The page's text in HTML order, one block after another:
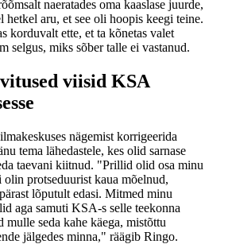
naeratades oma kaaslase juurde,
hetkel aru, et see oli hoopis keegi teine.
korduvalt ette, et ta kõnetas valet
selgus, miks sõber talle ei vastanud.
viisid KSA
nägemist korrigeerida
tema lähedastele, kes olid sarnase
taevani kiitnud. "Prillid olid osa minu
protseduurist kaua mõelnud,
lõputult edasi. Mitmed minu
aga samuti KSA-s selle teekonna
mulle seda kahe käega, mistõttu
jälgedes minna," räägib Ringo.